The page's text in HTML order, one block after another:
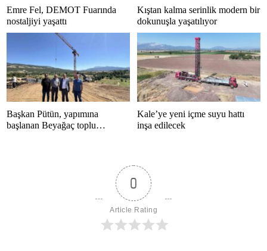
Emre Fel, DEMOT Fuarında
nostaljiyi yaşattı
Kıştan kalma serinlik modern bir
dokunuşla yaşatılıyor
Başkan Pütün, yapımına
başlanan Beyağaç toplu
Kale’ye yeni içme suyu hattı
inşa edilecek
0
Article Rating